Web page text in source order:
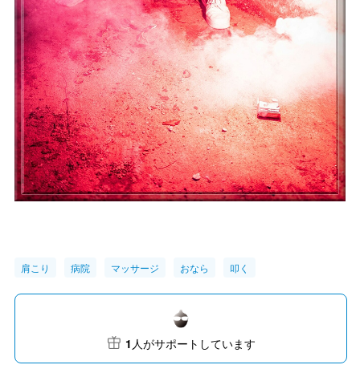
肩こり 病院 マッサージ おなら 叩く
1 人がサポートしています